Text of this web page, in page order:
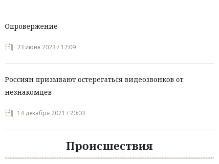
Опровержение
23 июня 2023 / 17:09
Россиян призывают остерегаться видеозвонков от
незнакомцев
14 декабря 2021 / 20:03
Происшествия